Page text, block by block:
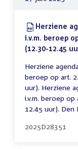
Download:
Herziene
i.v.m. beroep
(12.30-12.45
Herziene
beroep op art.
uur). Herziene
i.v.m. beroep op
12.45 uur). Den
2025D28351